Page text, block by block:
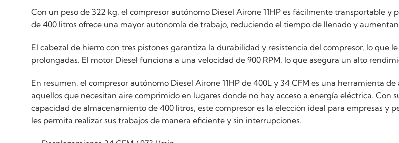
Con un peso de 322 kg, el compresor autónomo Diesel Airone 11HP es fácilmente transportable
de 400 litros ofrece una mayor autonomía de trabajo, reduciendo el tiempo de llenado y
El cabezal de hierro con tres pistones garantiza la durabilidad y resistencia del compresor, lo que
prolongadas. El motor Diesel funciona a una velocidad de 900 RPM, lo que asegura un alto
En resumen, el compresor autónomo Diesel Airone 11HP de 400L y 34 CFM es una herramienta
aquellos que necesitan aire comprimido en lugares donde no hay acceso a energía eléctrica. Con
capacidad de almacenamiento de 400 litros, este compresor es la elección ideal para empresas y
les permita realizar sus trabajos de manera eficiente y sin interrupciones.